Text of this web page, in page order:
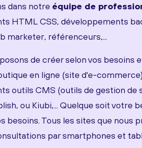
dans notre équipe de
HTML CSS, développements
marketer, référenceurs,...
de créer selon vos
en ligne (site d'e-
outils CMS (outils de gestion de
ou Kiubi,... Quelque soit votre
besoins. Tous les sites que nous
par smartphones et